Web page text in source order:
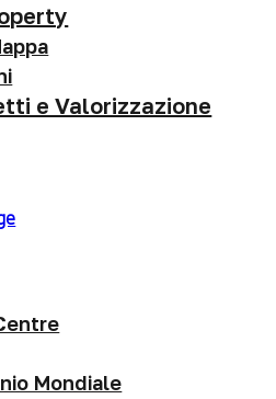
e Valorizzazione
Mondiale